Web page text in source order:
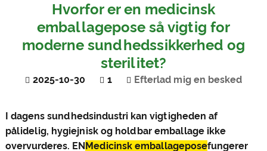
Hvorfor er en medicinsk
emballagepose så vigtig for
moderne sundhedssikkerhed og
sterilitet?
2025-10-30 1 Efterlad mig en besked
I dagens sundhedsindustri kan vigtigheden af ​​
pålidelig, hygiejnisk og holdbar emballage ikke
overvurderes. EN Medicinsk emballageposefungerer